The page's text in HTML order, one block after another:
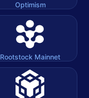
Optimism
Rootstock Mainnet